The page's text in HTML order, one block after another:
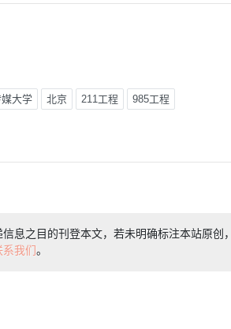
大学 北京 211工程 985工程
息之目的刊登本文，若未明确标注本站原
系我们。